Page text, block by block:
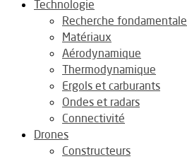
Technologie
Recherche fondamentale
Matériaux
Aérodynamique
Thermodynamique
Ergols et carburants
Ondes et radars
Connectivité
Drones
Constructeurs